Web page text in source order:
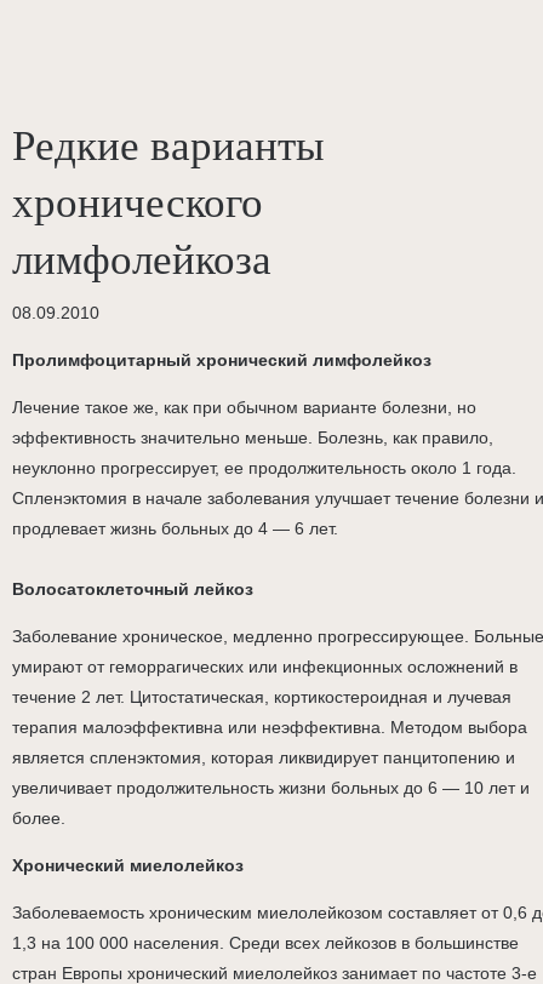
Редкие варианты
хронического
лимфолейкоза
08.09.2010
Пролимфоцитарный хронический лимфолейкоз
Лечение такое же, как при обычном варианте болезни, но
эффективность значительно меньше. Болезнь, как правило,
неуклонно прогрессирует, ее продолжительность около 1 года.
Спленэктомия в начале заболевания улучшает течение болезни и
продлевает жизнь больных до 4 — 6 лет.
Волосатоклеточный лейкоз
Заболевание хроническое, медленно прогрессирующее. Больные
умирают от геморрагических или инфекционных осложнений в
течение 2 лет. Цитостатическая, кортикостероидная и лучевая
терапия малоэффективна или неэффективна. Методом выбора
является спленэктомия, которая ликвидирует панцитопению и
увеличивает продолжительность жизни больных до 6 — 10 лет и
более.
Хронический миелолейкоз
Заболеваемость хроническим миелолейкозом составляет от 0,6
1,3 на 100 000 населения. Среди всех лейкозов в большинстве
стран Европы хронический миелолейкоз занимает по частоте 3-е